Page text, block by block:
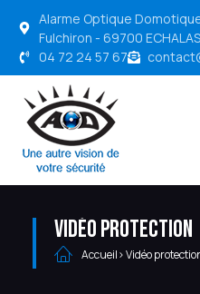
Alarme Optique
Fulchiron - 69700 ECHALAS
04 72 24 57 67
Vidéo protection
Accueil> Vidéo